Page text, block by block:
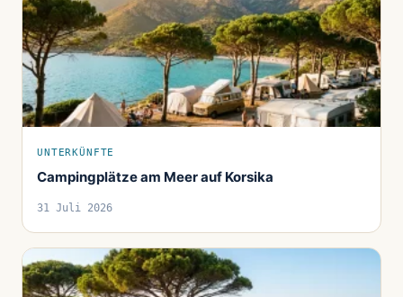
UNTERKÜNFTE
Campingplätze am Meer auf Korsika
31 Juli 2026